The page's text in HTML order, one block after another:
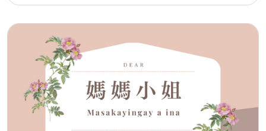
ina Masa’sa >媽媽放輕鬆:好運的人